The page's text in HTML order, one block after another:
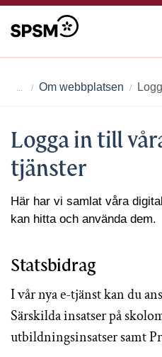
Om webbplatsen
Logga in till
tjänster
Här har vi samlat våra
kan hitta och använda dem.
Statsbidrag
I vår nya e-tjänst kan du
Särskilda insatser på
utbildningsinsatser samt